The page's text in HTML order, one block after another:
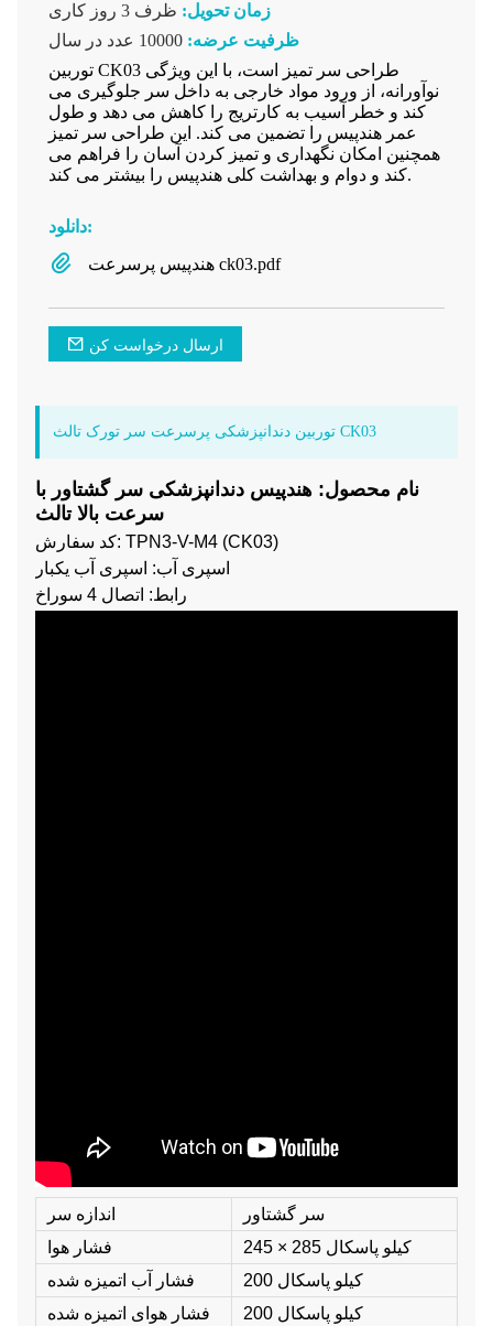
زمان تحویل: ظرف 3 روز کاری
ظرفیت عرضه: 10000 عدد در سال
توربین CK03 طراحی سر تمیز است، با این ویژگی
نوآورانه، از ورود مواد خارجی به داخل سر جلوگیری می
کند و خطر آسیب به کارتریج را کاهش می دهد و طول
عمر هندپیس را تضمین می کند. این طراحی سر تمیز
همچنین امکان نگهداری و تمیز کردن آسان را فراهم می
کند و دوام و بهداشت کلی هندپیس را بیشتر می کند.
دانلود:
هندپیس پرسرعت ck03.pdf
ارسال درخواست کن
توربین دندانپزشکی پرسرعت سر تورک تالث CK03
نام محصول: هندپیس دندانپزشکی سر گشتاور با
سرعت بالا تالث
کد سفارش: TPN3-V-M4 (CK03)
اسپری آب: اسپری آب یکبار
رابط: اتصال 4 سوراخ
اندازه سر
سر گشتاور
فشار هوا
فشار آب اتمیزه شده
200 کیلو پاسکال
فشار هوای اتمیزه شده
200 کیلو پاسکال